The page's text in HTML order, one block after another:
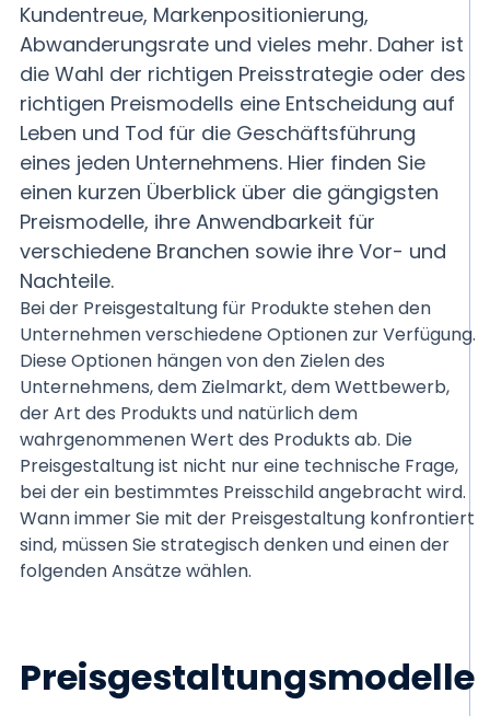
Kundentreue, Markenpositionierung,
Abwanderungsrate und vieles mehr. Daher ist
die Wahl der richtigen Preisstrategie oder des
richtigen Preismodells eine Entscheidung auf
Leben und Tod für die Geschäftsführung
eines jeden Unternehmens. Hier finden Sie
einen kurzen Überblick über die gängigsten
Preismodelle, ihre Anwendbarkeit für
verschiedene Branchen sowie ihre Vor- und
Nachteile.
Bei der Preisgestaltung für Produkte stehen den
Unternehmen verschiedene Optionen zur Verfügung.
Diese Optionen hängen von den Zielen des
Unternehmens, dem Zielmarkt, dem Wettbewerb,
der Art des Produkts und natürlich dem
wahrgenommenen Wert des Produkts ab. Die
Preisgestaltung ist nicht nur eine technische Frage,
bei der ein bestimmtes Preisschild angebracht wird.
Wann immer Sie mit der Preisgestaltung konfrontiert
sind, müssen Sie strategisch denken und einen der
folgenden Ansätze wählen.
Preisgestaltungsmodelle